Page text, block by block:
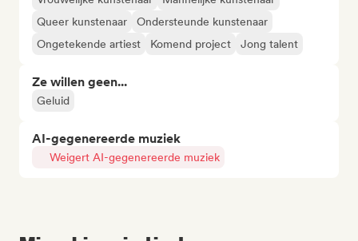
Queer kunstenaar
Ondersteunde kunstenaar
Ongetekende artiest
Komend project Jong talent
Ze willen geen...
Geluid
AI-gegenereerde muziek
Weigert AI-gegenereerde muziek